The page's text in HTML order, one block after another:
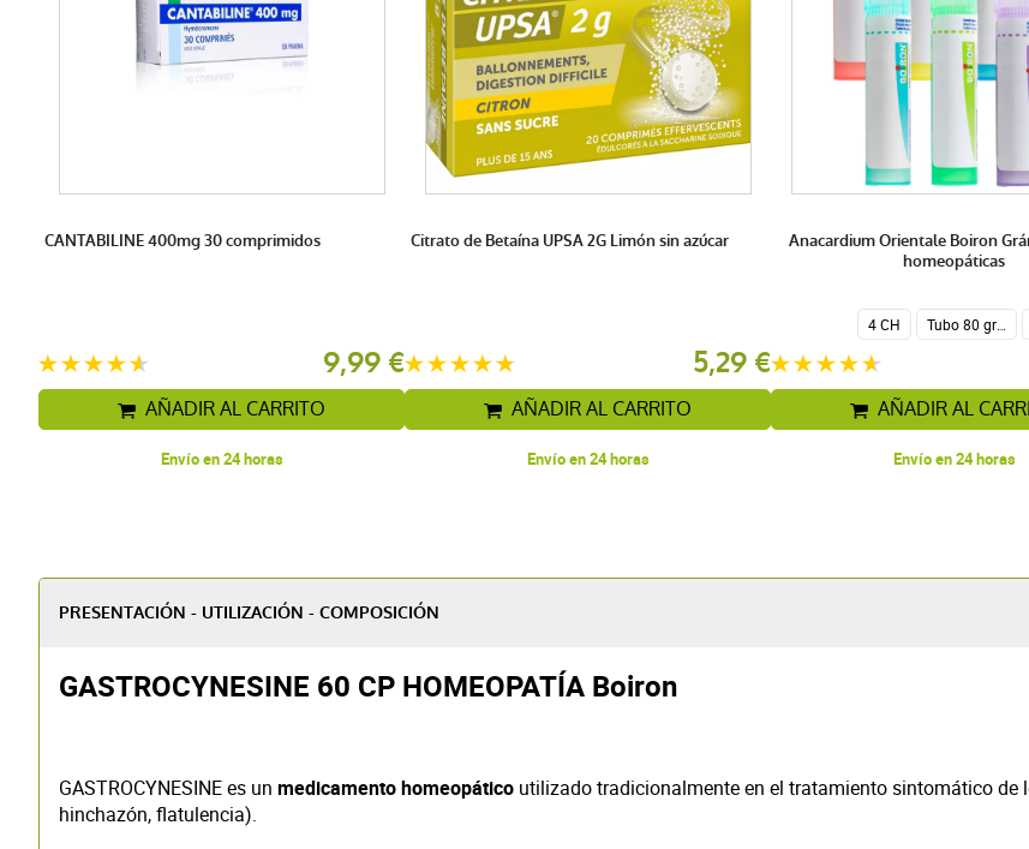
CANTABILINE 400mg 30 comprimidos
9,99 €
AÑADIR AL CARRITO
Envío en 24 horas
Citrato de Betaína UPSA 2G Limón sin azúcar
5,29 €
AÑADIR AL CARRITO
Envío en 24 horas
Anacardium Orientale Boiron
homeopáticas
4 CH Tubo 80 gránulos 4 g.
AÑADIR AL
Envío en 24 horas
PRESENTACIÓN - UTILIZACIÓN - COMPOSICIÓN
GASTROCYNESINE 60 CP HOMEOPATÍA Boiron
GASTROCYNESINE es un medicamento homeopático utilizado tradicionalmente en el tratamiento sintomático
hinchazón, flatulencia).